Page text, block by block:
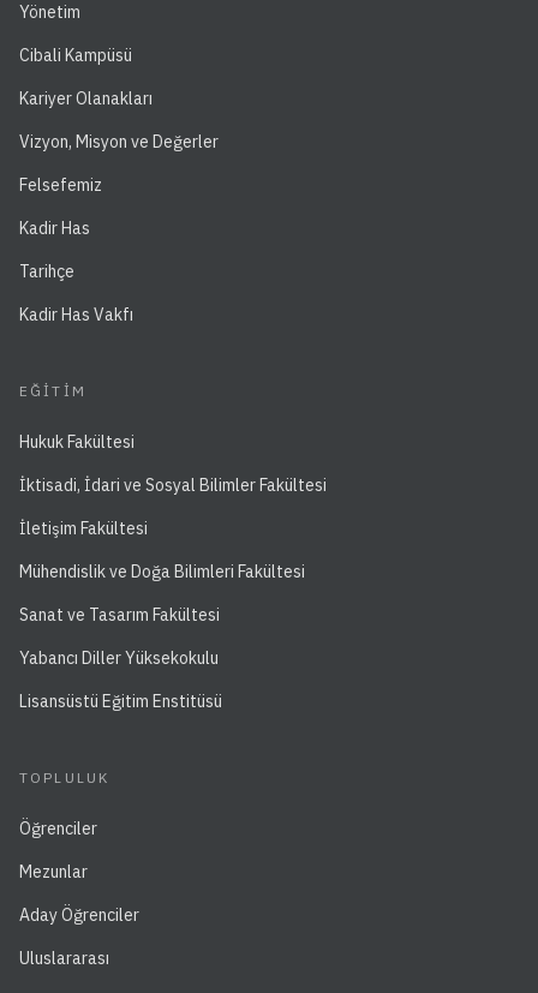
Yönetim
Cibali Kampüsü
Kariyer Olanakları
Vizyon, Misyon ve Değerler
Felsefemiz
Kadir Has
Tarihçe
Kadir Has Vakfı
EĞITIM
Hukuk Fakültesi
İktisadi, İdari ve Sosyal Bilimler Fakültesi
İletişim Fakültesi
Mühendislik ve Doğa Bilimleri Fakültesi
Sanat ve Tasarım Fakültesi
Yabancı Diller Yüksekokulu
Lisansüstü Eğitim Enstitüsü
TOPLULUK
Öğrenciler
Mezunlar
Aday Öğrenciler
Uluslararası